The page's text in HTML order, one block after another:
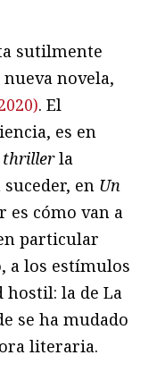
sutilmente
novela,
. El
es en
thrillerla
en Un
es cómo van a
particular
a los estímulos
hostil: la de La
se ha mudado
literaria.